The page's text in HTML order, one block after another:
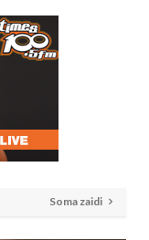
Soma zaidi